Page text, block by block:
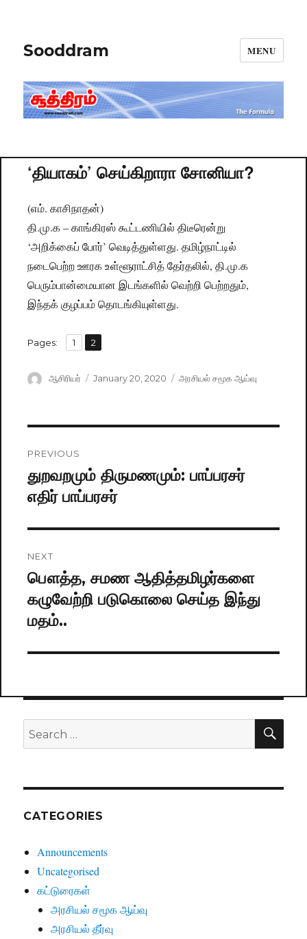
Sooddram MENU
‘தியாகம்’ செய்கிறாரா சோனியா?
(எம். காசிநாதன்)
தி.மு.க – காங்கிரஸ் கூட்டணியில் திடீரென்று
‘அறிக்கைப் போர்’ வெடித்துள்ளது. தமிழ்நாட்டில்
நடைபெற்ற ஊரக உள்ளூராட்சித் தேர்தலில், தி.மு.க
பெரும்பான்மையான இடங்களில் வெற்றி பெற்றதும்,
இந்தக் குழப்பம் தொடங்கியுள்ளது.
Pages: Page
1 ,
Page
2
Author
ஆசிரியர்
Posted
January 20, 2020 Categories
அரசியல் சமூக ஆய்வு
navigation
PREVIOUS
Previous
post:
துறவறமும் திருமணமும்: பாப்பரசர்
எதிர் பாப்பரசர்
NEXT
Next
post:
பௌத்த, சமண ஆதித்தமிழர்களை
கழுவேற்றி படுகொலை செய்த இந்து
மதம்..
Search
for:
CATEGORIES
Announcements
Uncategorised
கட்டுரைகள்
அரசியல் சமூக ஆய்வு
அரசியல் தீர்வு